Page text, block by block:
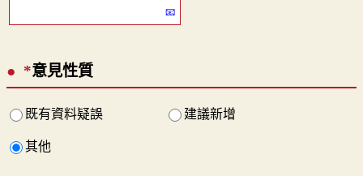
*意見性質
既有資料疑誤 建議新增
其他